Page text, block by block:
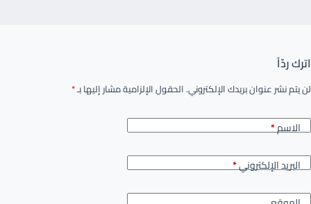
اترك ردّاً
لن يتم نشر عنوان بريدك الإلكتروني.الحقول الإلزامية مشار إليها بـ*
الاسم*
البريد الإلكتروني*